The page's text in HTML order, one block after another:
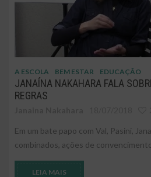
A ESCOLA BEM ESTAR EDUCAÇÃO
JANAÍNA NAKAHARA FALA
REGRAS
Em um bate papo com Val, Pasini,
combinados, ações de
LEIA MAIS